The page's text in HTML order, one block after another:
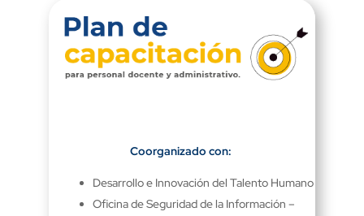
Coorganizado con:
Desarrollo e Innovación del Talento Humano
Oficina de Seguridad de la Información –